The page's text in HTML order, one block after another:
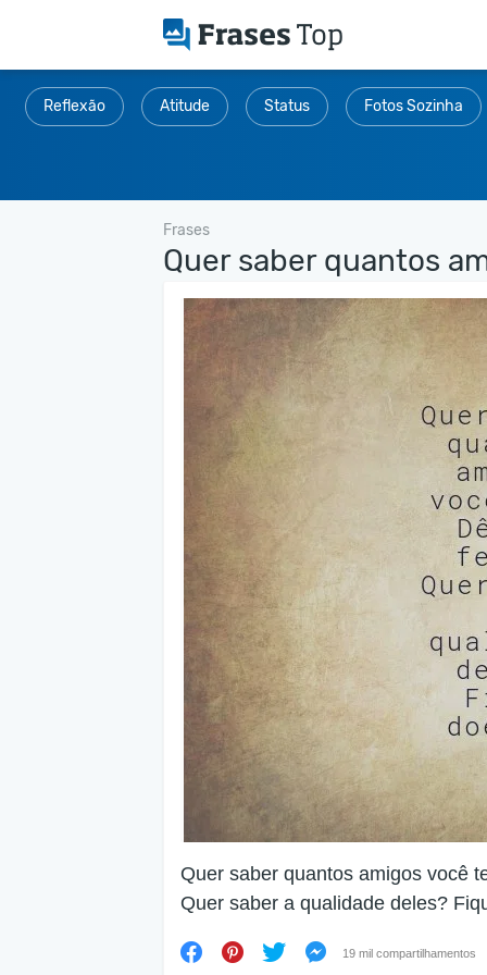
Reflexão Atitude Status Fotos Sozinha
Frases
Quer saber quantos
Quer saber quantos amigos você
Quer saber a qualidade deles?
19 mil compartilhamentos